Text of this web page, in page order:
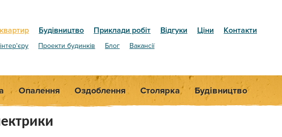
Будівництво Приклади робіт Відгуки Ціни Контакти
Проекти будинків Блог Вакансії
Опалення Оздоблення Столярка Будівництво